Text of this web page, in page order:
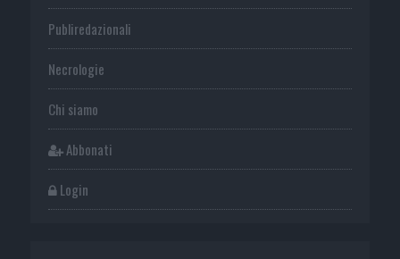
Publiredazionali
Necrologie
Chi siamo
Abbonati
Login